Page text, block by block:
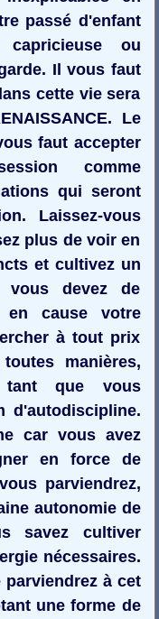
passé d'enfant
ou
Il vous faut
cette vie sera
Le
faut accepter
comme
qui seront
Laissez-vous
plus de voir en
et cultivez un
vous devez de
en cause votre
à tout prix
manières,
que vous
d'autodiscipline.
car vous avez
en force de
parviendrez,
autonomie de
savez cultiver
nécessaires.
à cet
une forme de